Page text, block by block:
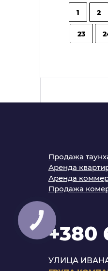
1 2
23
Продажа
Аренда
Аренда
Продажа
+380
УЛИЦА